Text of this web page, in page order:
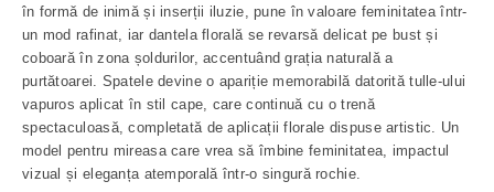
în formă de inimă și inserții iluzie, pune în valoare feminitatea într-
un mod rafinat, iar dantela florală se revarsă delicat pe bust și
coboară în zona șoldurilor, accentuând grația naturală a
purtătoarei. Spatele devine o apariție memorabilă datorită tulle-ului
vapuros aplicat în stil cape, care continuă cu o trenă
spectaculoasă, completată de aplicații florale dispuse artistic. Un
model pentru mireasa care vrea să îmbine feminitatea, impactul
vizual și eleganța atemporală într-o singură rochie.